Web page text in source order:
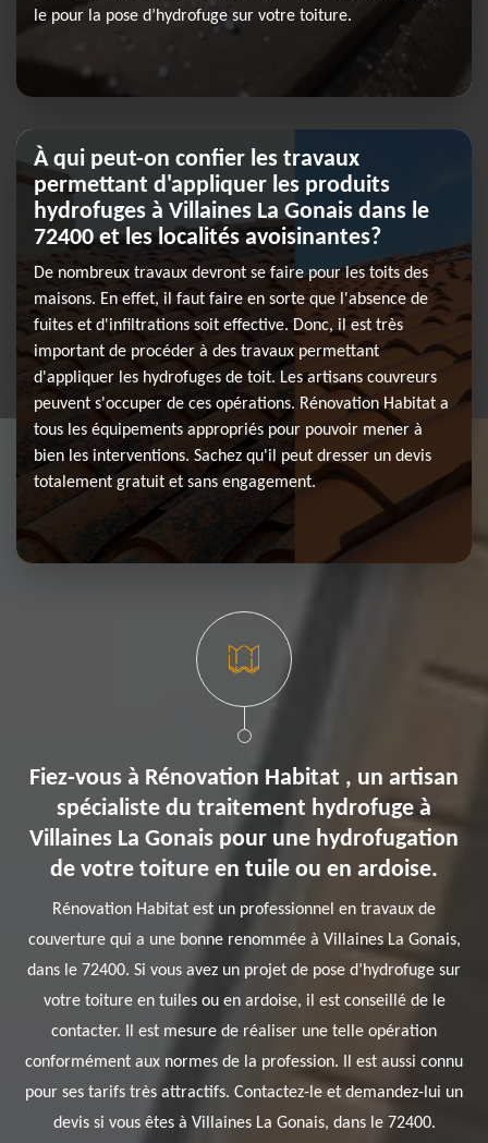
le pour la pose d’hydrofuge sur votre toiture.
À qui peut-on confier les travaux
permettant d'appliquer les produits
hydrofuges à Villaines La Gonais dans le
72400 et les localités avoisinantes?
De nombreux travaux devront se faire pour les toits des
maisons. En effet, il faut faire en sorte que l'absence de
fuites et d'infiltrations soit effective. Donc, il est très
important de procéder à des travaux permettant
d'appliquer les hydrofuges de toit. Les artisans couvreurs
peuvent s'occuper de ces opérations. Rénovation Habitat a
tous les équipements appropriés pour pouvoir mener à
bien les interventions. Sachez qu'il peut dresser un devis
totalement gratuit et sans engagement.
Fiez-vous à Rénovation Habitat , un artisan
spécialiste du traitement hydrofuge à
Villaines La Gonais pour une hydrofugation
de votre toiture en tuile ou en ardoise.
Rénovation Habitat est un professionnel en travaux de
couverture qui a une bonne renommée à Villaines La Gonais,
dans le 72400. Si vous avez un projet de pose d’hydrofuge sur
votre toiture en tuiles ou en ardoise, il est conseillé de le
contacter. Il est mesure de réaliser une telle opération
conformément aux normes de la profession. Il est aussi connu
pour ses tarifs très attractifs. Contactez-le et demandez-lui un
devis si vous êtes à Villaines La Gonais, dans le 72400.